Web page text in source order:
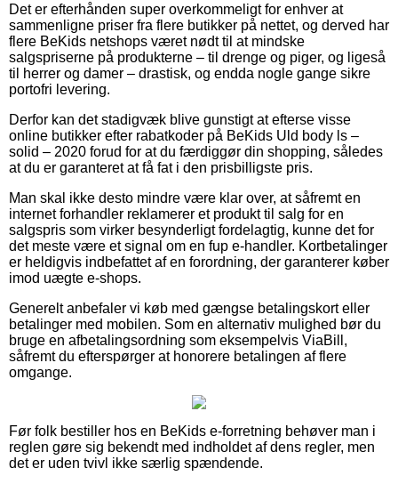
Det er efterhånden super overkommeligt for enhver at
sammenligne priser fra flere butikker på nettet, og derved har
flere BeKids netshops været nødt til at mindske
salgspriserne på produkterne – til drenge og piger, og ligeså
til herrer og damer – drastisk, og endda nogle gange sikre
portofri levering.
Derfor kan det stadigvæk blive gunstigt at efterse visse
online butikker efter rabatkoder på BeKids Uld body ls –
solid – 2020 forud for at du færdiggør din shopping, således
at du er garanteret at få fat i den prisbilligste pris.
Man skal ikke desto mindre være klar over, at såfremt en
internet forhandler reklamerer et produkt til salg for en
salgspris som virker besynderligt fordelagtig, kunne det for
det meste være et signal om en fup e-handler. Kortbetalinger
er heldigvis indbefattet af en forordning, der garanterer køber
imod uægte e-shops.
Generelt anbefaler vi køb med gængse betalingskort eller
betalinger med mobilen. Som en alternativ mulighed bør du
bruge en afbetalingsordning som eksempelvis ViaBill,
såfremt du efterspørger at honorere betalingen af flere
omgange.
Før folk bestiller hos en BeKids e-forretning behøver man i
reglen gøre sig bekendt med indholdet af dens regler, men
det er uden tvivl ikke særlig spændende.